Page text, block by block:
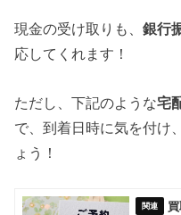
現金の受け取りも、銀行
応してくれます！
ただし、下記のような宅
で、到着日時に気を付け
ょう！